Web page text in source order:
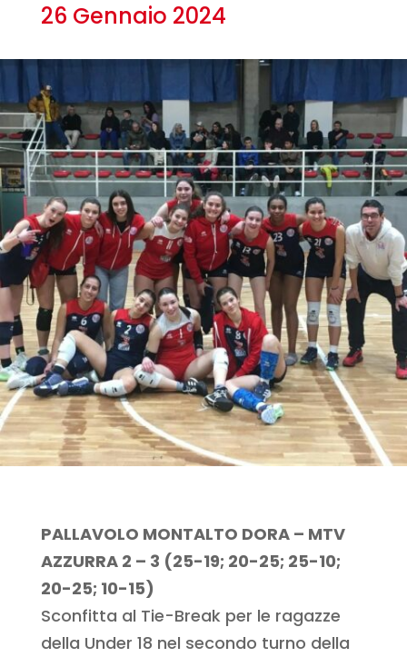
26 Gennaio 2024
PALLAVOLO MONTALTO DORA – MTV
AZZURRA 2 – 3 (25-19; 20-25; 25-10;
20-25; 10-15)
Sconfitta al Tie-Break per le ragazze
della Under 18 nel secondo turno della